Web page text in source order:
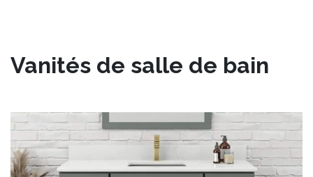
Vanités de salle de bain